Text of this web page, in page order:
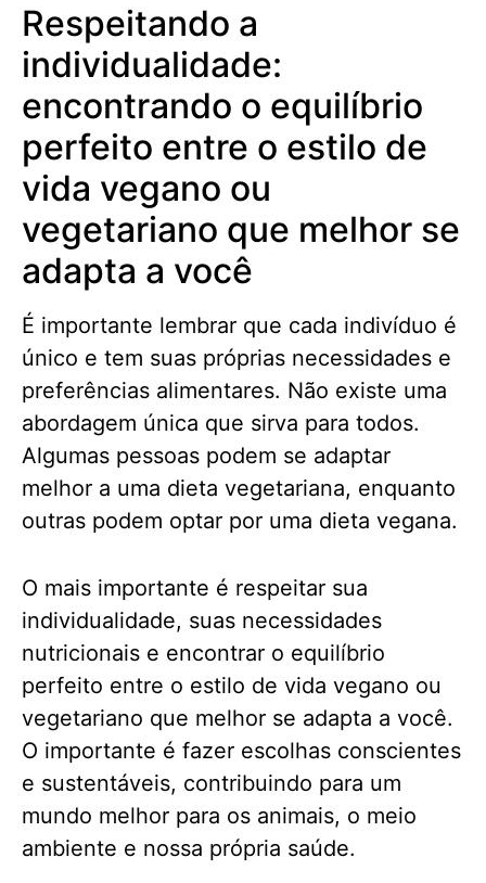
Respeitando a
individualidade:
encontrando o equilíbrio
perfeito entre o estilo de
vida vegano ou
vegetariano que melhor se
adapta a você
É importante lembrar que cada indivíduo é
único e tem suas próprias necessidades e
preferências alimentares. Não existe uma
abordagem única que sirva para todos.
Algumas pessoas podem se adaptar
melhor a uma dieta vegetariana, enquanto
outras podem optar por uma dieta vegana.
O mais importante é respeitar sua
individualidade, suas necessidades
nutricionais e encontrar o equilíbrio
perfeito entre o estilo de vida vegano ou
vegetariano que melhor se adapta a você.
O importante é fazer escolhas conscientes
e sustentáveis, contribuindo para um
mundo melhor para os animais, o meio
ambiente e nossa própria saúde.